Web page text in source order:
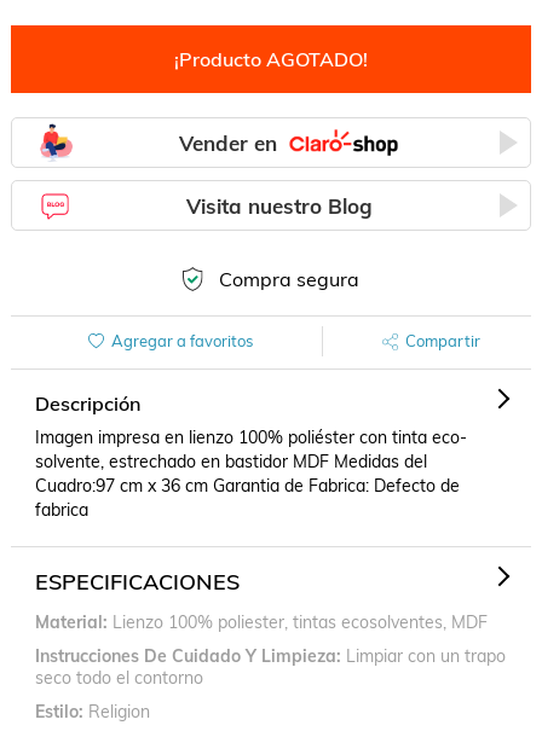
¡Producto AGOTADO!
Vender en
Visita nuestro Blog
Compra segura
Agregar a favoritos Compartir
Descripción
Imagen impresa en lienzo 100% poliéster con tinta eco-
solvente, estrechado en bastidor MDF Medidas del
Cuadro:97 cm x 36 cm Garantia de Fabrica: Defecto de
fabrica
ESPECIFICACIONES
Material Lienzo 100% poliester, tintas ecosolventes, MDF
Instrucciones De Cuidado Y Limpieza Limpiar con un trapo
seco todo el contorno
Estilo Religion